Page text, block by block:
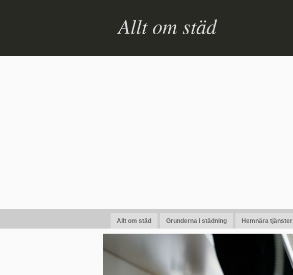
Allt om städ
Allt om städ Grunderna i städning Hemnära tjänster